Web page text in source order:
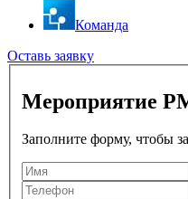
Команда
Оставь заявку
Мероприятие
Заполните форму, чтобы